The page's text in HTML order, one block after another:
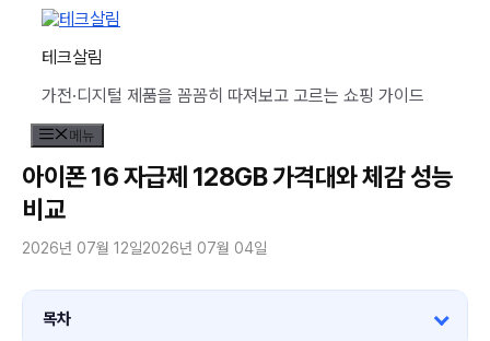
테크살림
가전·디지털 제품을 꼼꼼히 따져보고 고르는 쇼핑 가이드
메뉴
아이폰 16 자급제 128GB 가격대와 체감 성능
비교
2026년 07월 12일2026년 07월 04일
목차